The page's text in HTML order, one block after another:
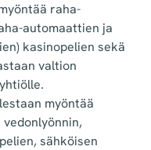
raha-
automaattien ja
kasinopelien sekä
valtion
myöntää
sähköisen